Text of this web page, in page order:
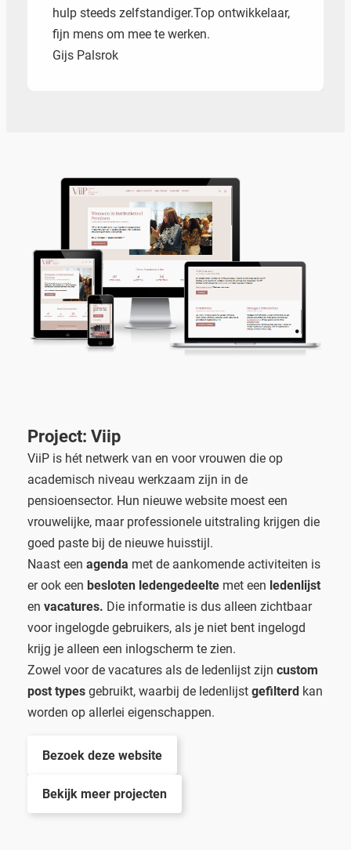
hulp steeds zelfstandiger.Top ontwikkelaar,
fijn mens om mee te werken.
Gijs Palsrok
Project: Viip
ViiP is hét netwerk van en voor vrouwen die op
academisch niveau werkzaam zijn in de
pensioensector. Hun nieuwe website moest een
vrouwelijke, maar professionele uitstraling krijgen die
goed paste bij de nieuwe huisstijl.
Naast een agenda met de aankomende activiteiten is
er ook een besloten ledengedeeltemet een ledenlijst
en vacatures. Die informatie is dus alleen zichtbaar
voor ingelogde gebruikers, als je niet bent ingelogd
krijg je alleen een inlogscherm te zien.
Zowel voor de vacatures als de ledenlijst zijn custom
post typesgebruikt, waarbij de ledenlijst gefilterd kan
worden op allerlei eigenschappen.
Bezoek deze website
Bekijk meer projecten